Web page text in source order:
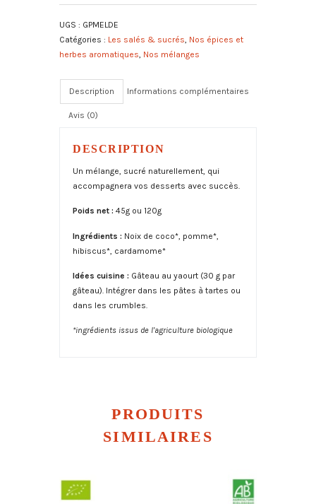
Dessert
r
UGS : GPMELDE
Catégories : Les salés & sucrés, Nos épices et
herbes aromatiques, Nos mélanges
Description Informations complémentaires
Avis (0)
DESCRIPTION
Un mélange, sucré naturellement, qui
accompagnera vos desserts avec succès.
Poids net : 45g ou 120g
Ingrédients : Noix de coco*, pomme*,
hibiscus*, cardamome*
Idées cuisine : Gâteau au yaourt (30 g par
gâteau). Intégrer dans les pâtes à tartes ou
dans les crumbles.
*ingrédients issus de l’agriculture biologique
PRODUITS
SIMILAIRES